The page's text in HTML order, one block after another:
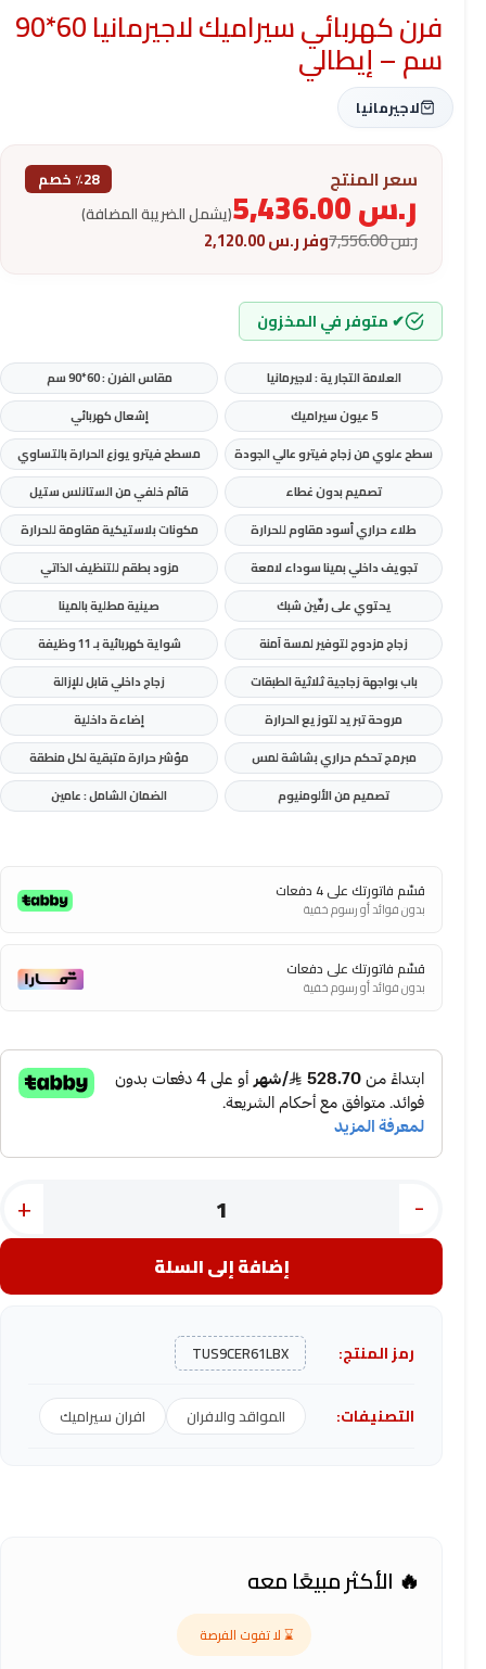
فرن كهربائي سيراميك لاجيرمانيا 60*90
سم – إيطالي
لاجيرمانيا
سعر المنتج ٪28 خصم
ر.س (يشمل الضريبة المضافة)
ر.س7,556.00 وفرر.س
✔ متوفر في المخزون
العلامة التجارية : لاجيرمانيا
مقاس الفرن : 60*90 سم
5 عيون سيراميك
إشعالكهربائي
سطحعلويمنزجاجفيتروعاليالجودة مسطحفيترويوزعالحرارةبالتساوي
تصميمبدونغطاء قائمخلفيمنالستانلسستيل
طلاءحراريأسودمقاومللحرارة مكوناتبلاستيكيةمقاومةللحرارة
تجويفداخليبميناسوداءلامعة مزودبطقمللتنظيفالذاتي
يحتويعلىرفّينشبك صينيةمطليةبالمينا
زجاجمزدوجلتوفيرلمسةآمنة شوايةكهربائيةبـ11وظيفة
باببواجهةزجاجيةثلاثيةالطبقات زجاجداخليقابلللإزالة
مروحةتبريدلتوزيعالحرارة إضاءةداخلية
مبرمجتحكمحراريبشاشةلمس مؤشرحرارةمتبقيةلكلمنطقة
تصميممنالألومنيوم الضمان الشامل : عامين
قسّم فاتورتك على 4 دفعات
بدون فوائد أو رسوم خفية
قسّم فاتورتك على دفعات
بدون فوائد أو رسوم خفية
-
+
إضافة إلى السلة
رمز المنتج: TUS9CER61LBX
التصنيفات: المواقد والافران افران سيراميك
🔥 الأكثر مبيعًا معه
⌛ لا تفوت الفرصة